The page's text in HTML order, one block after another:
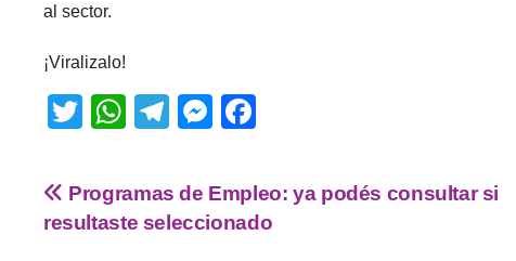
al sector.
¡Viralizalo!
T
tt
er
W
at
s
T
e
gr
M
ss
e
c
e
Programas de Empleo: ya podés consultar si
resultaste seleccionado